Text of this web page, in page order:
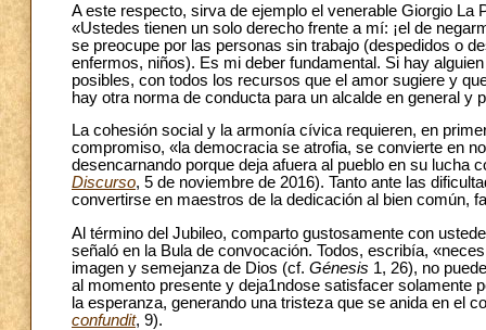
A este respecto, sirva de ejemplo el venerable Giorgio
«Ustedes tienen un solo derecho frente a mí: ¡el de
se preocupe por las personas sin trabajo (despedidos o
enfermos, niños). Es mi deber fundamental. Si hay
posibles, con todos los recursos que el amor sugiere y
hay otra norma de conducta para un alcalde en general y
La cohesión social y la armonía cívica requieren, en
compromiso, «la democracia se atrofia, se convierte en
desencarnando porque deja afuera al pueblo en su lucha
Discurso, 5 de noviembre de 2016). Tanto ante las
convertirse en maestros de la dedicación al bien común,
Al término del Jubileo, comparto gustosamente con
señaló en la Bula de convocación. Todos, escribía,
imagen y semejanza de Dios (cf. Génesis 1, 26), no
al momento presente y deja1ndose satisfacer solamente
la esperanza, generando una tristeza que se anida en el
confundit, 9).